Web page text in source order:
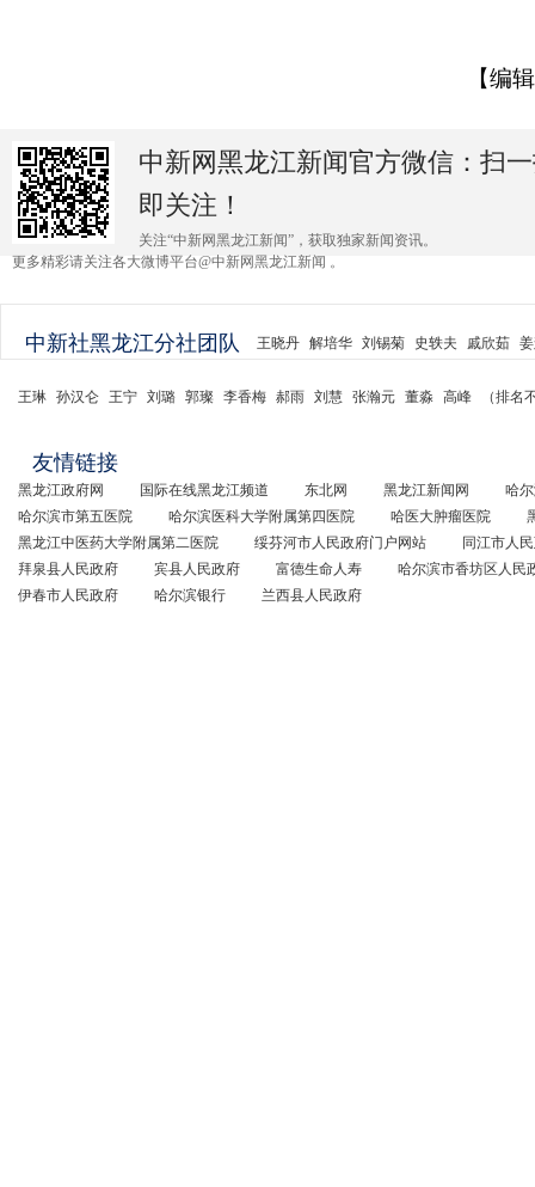
【编
中新网黑龙江新闻官方微信：扫
即关注！
关注“中新网黑龙江新闻”，获取独家新闻资讯。
更多精彩请关注各大微博平台@中新网黑龙江新闻 。
中新社黑龙江分社团队 王晓丹 解培华 刘锡菊 史轶夫 戚欣茹
王琳 孙汉仑 王宁 刘璐 郭璨 李香梅 郝雨 刘慧 张瀚元 董淼 高峰 （排名
友情链接
黑龙江政府网 国际在线黑龙江频道 东北网 黑龙江新闻网
哈
哈尔滨市第五医院
哈尔滨医科大学附属第四医院 哈医大肿瘤医院
黑龙江中医药大学附属第二医院
绥芬河市人民政府门户网站
同江市人
拜泉县人民政府
宾县人民政府 富德生命人寿
哈尔滨市香坊区人民
伊春市人民政府
哈尔滨银行 兰西县人民政府